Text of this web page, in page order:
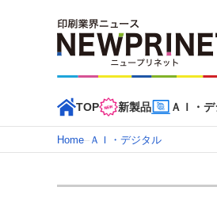
TOP 新製品 ＡＩ・
インデックス
TOP 新着記事 特
Home– ＡＩ・デジタル